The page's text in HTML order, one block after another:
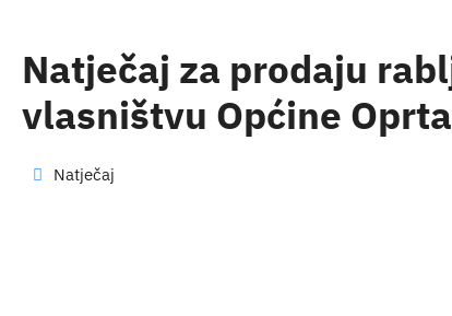
Natječaj za prodaju
vlasništvu Općine
Natječaj